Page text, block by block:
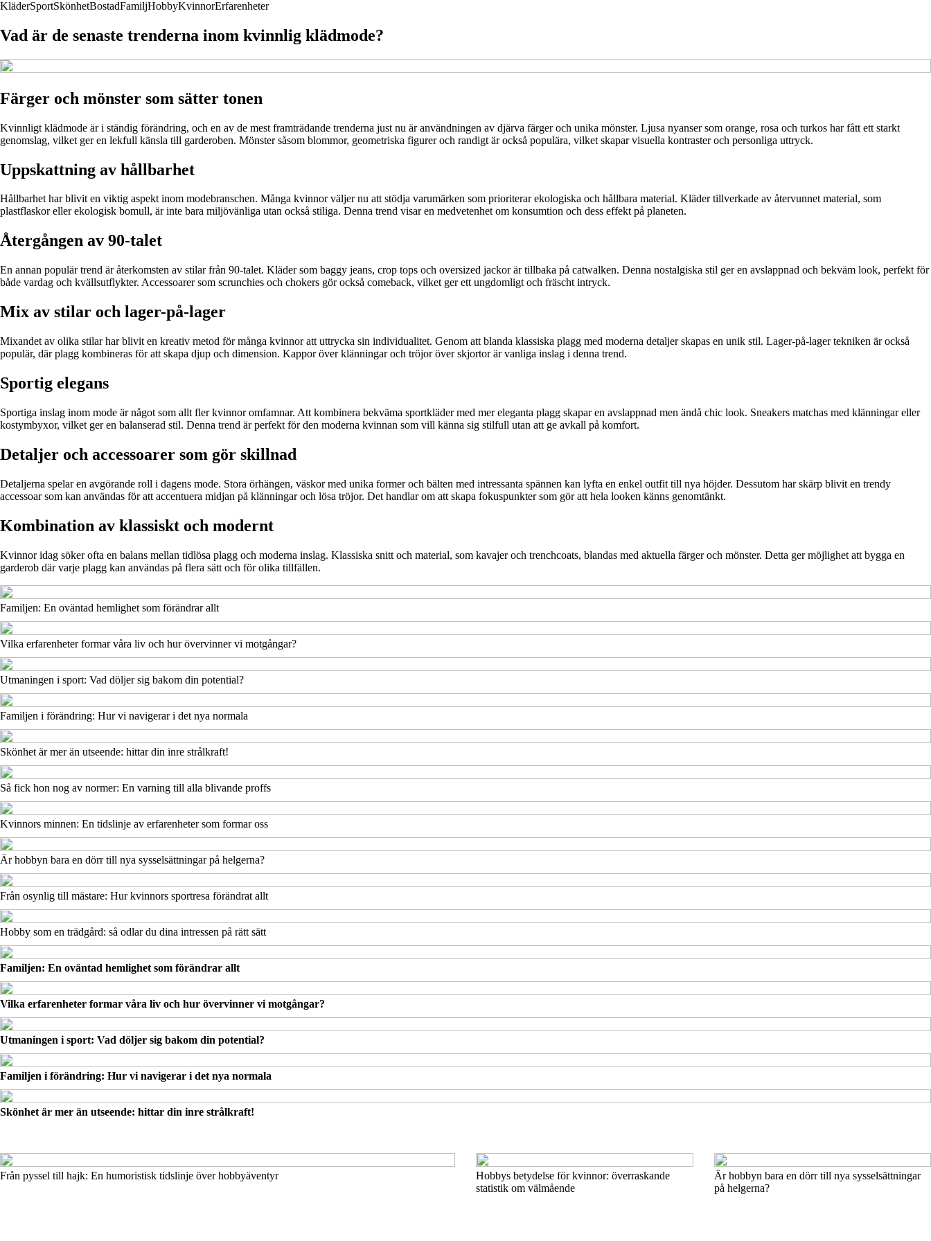
KläderSportSkönhetBostadFamiljHobbyKvinnorErfarenheter
Vad är de senaste trenderna inom kvinnlig klädmode?
Färger och mönster som sätter tonen
Kvinnligt klädmode är i ständig förändring, och en av de mest framträdande trenderna just nu är användningen av djärva färger och unika mönster. Ljusa nyanser som orange, rosa och turkos har fått ett starkt
genomslag, vilket ger en lekfull känsla till garderoben. Mönster såsom blommor, geometriska figurer och randigt är också populära, vilket skapar visuella kontraster och personliga uttryck.
Uppskattning av hållbarhet
Hållbarhet har blivit en viktig aspekt inom modebranschen. Många kvinnor väljer nu att stödja varumärken som prioriterar ekologiska och hållbara material. Kläder tillverkade av återvunnet material, som
plastflaskor eller ekologisk bomull, är inte bara miljövänliga utan också stiliga. Denna trend visar en medvetenhet om konsumtion och dess effekt på planeten.
Återgången av 90-talet
En annan populär trend är återkomsten av stilar från 90-talet. Kläder som baggy jeans, crop tops och oversized jackor är tillbaka på catwalken. Denna nostalgiska stil ger en avslappnad och bekväm look, perfekt för
både vardag och kvällsutflykter. Accessoarer som scrunchies och chokers gör också comeback, vilket ger ett ungdomligt och fräscht intryck.
Mix av stilar och lager-på-lager
Mixandet av olika stilar har blivit en kreativ metod för många kvinnor att uttrycka sin individualitet. Genom att blanda klassiska plagg med moderna detaljer skapas en unik stil. Lager-på-lager tekniken är också
populär, där plagg kombineras för att skapa djup och dimension. Kappor över klänningar och tröjor över skjortor är vanliga inslag i denna trend.
Sportig elegans
Sportiga inslag inom mode är något som allt fler kvinnor omfamnar. Att kombinera bekväma sportkläder med mer eleganta plagg skapar en avslappnad men ändå chic look. Sneakers matchas med klänningar eller
kostymbyxor, vilket ger en balanserad stil. Denna trend är perfekt för den moderna kvinnan som vill känna sig stilfull utan att ge avkall på komfort.
Detaljer och accessoarer som gör skillnad
Detaljerna spelar en avgörande roll i dagens mode. Stora örhängen, väskor med unika former och bälten med intressanta spännen kan lyfta en enkel outfit till nya höjder. Dessutom har skärp blivit en trendy
accessoar som kan användas för att accentuera midjan på klänningar och lösa tröjor. Det handlar om att skapa fokuspunkter som gör att hela looken känns genomtänkt.
Kombination av klassiskt och modernt
Kvinnor idag söker ofta en balans mellan tidlösa plagg och moderna inslag. Klassiska snitt och material, som kavajer och trenchcoats, blandas med aktuella färger och mönster. Detta ger möjlighet att bygga en
garderob där varje plagg kan användas på flera sätt och för olika tillfällen.
Familjen: En oväntad hemlighet som förändrar allt
Vilka erfarenheter formar våra liv och hur övervinner vi motgångar?
Utmaningen i sport: Vad döljer sig bakom din potential?
Familjen i förändring: Hur vi navigerar i det nya normala
Skönhet är mer än utseende: hittar din inre strålkraft!
Så fick hon nog av normer: En varning till alla blivande proffs
Kvinnors minnen: En tidslinje av erfarenheter som formar oss
Är hobbyn bara en dörr till nya sysselsättningar på helgerna?
Från osynlig till mästare: Hur kvinnors sportresa förändrat allt
Hobby som en trädgård: så odlar du dina intressen på rätt sätt
Familjen: En oväntad hemlighet som förändrar allt
Vilka erfarenheter formar våra liv och hur övervinner vi motgångar?
Utmaningen i sport: Vad döljer sig bakom din potential?
Familjen i förändring: Hur vi navigerar i det nya normala
Skönhet är mer än utseende: hittar din inre strålkraft!
Från pyssel till hajk: En humoristisk tidslinje över hobbyäventyr
Hobbys betydelse för kvinnor: överraskande
statistik om välmående
Är hobbyn bara en dörr till nya sysselsättningar
på helgerna?